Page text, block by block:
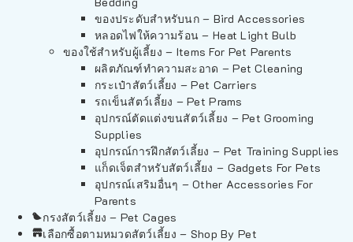
ของประดับสำหรับนก – Bird Accessories
หลอดไฟให้ความร้อน – Heat Light Bulb
ของใช้สำหรับผู้เลี้ยง – Items For Pet Parents
ผลิตภัณฑ์ทำความสะอาด – Pet Cleaning
กระเป๋าสัตว์เลี้ยง – Pet Carriers
รถเข็นสัตว์เลี้ยง – Pet Prams
อุปกรณ์ตัดแต่งขนสัตว์เลี้ยง – Pet Grooming
Supplies
อุปกรณ์การฝึกสัตว์เลี้ยง – Pet Training Supplies
แก็ดเจ็ตสำหรับสัตว์เลี้ยง – Gadgets For Pets
อุปกรณ์เสริมอื่นๆ – Other Accessories For
Parents
กรงสัตว์เลี้ยง – Pet Cages
เลือกซื้อตามหมวดสัตว์เลี้ยง – Shop By Pet